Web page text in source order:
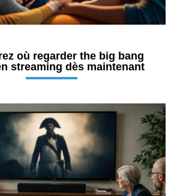
où regarder the big bang
streaming dès maintenant